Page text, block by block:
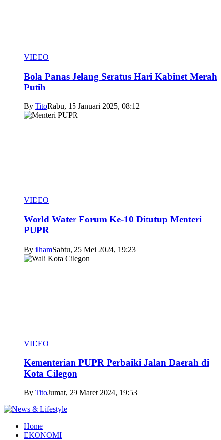
VIDEO
Bola Panas Jelang Seratus Hari Kabinet Merah
Putih
By TitoRabu, 15 Januari 2025, 08:12
VIDEO
World Water Forum Ke-10 Ditutup Menteri
PUPR
By ilhamSabtu, 25 Mei 2024, 19:23
VIDEO
Kementerian PUPR Perbaiki Jalan Daerah di
Kota Cilegon
By TitoJumat, 29 Maret 2024, 19:53
Home
EKONOMI